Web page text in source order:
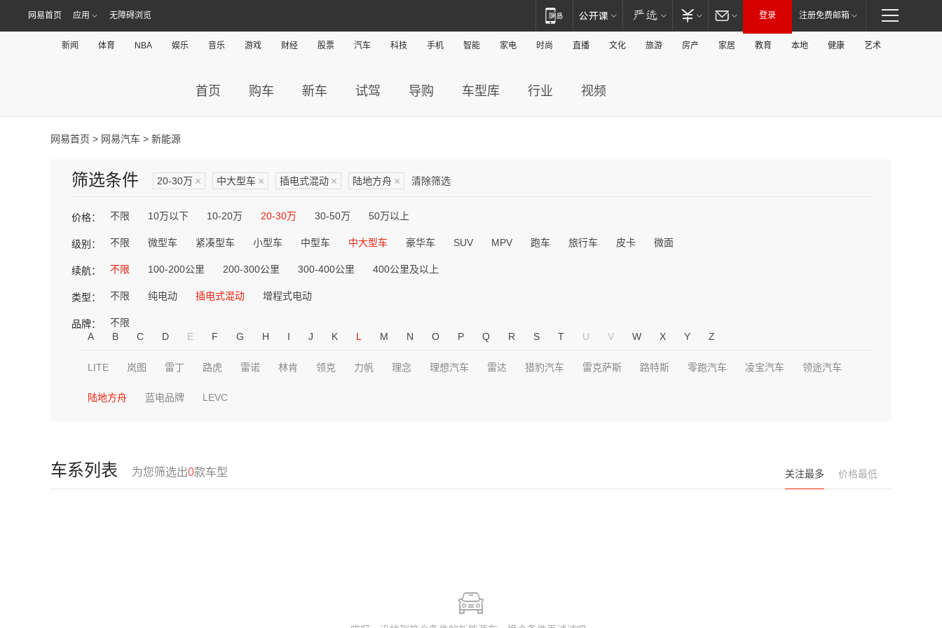
网易首页 应用 无障碍浏览 登录 注册免费邮箱
新闻 体育 NBA 娱乐 音乐 游戏 财经 股票 汽车 科技 手机 智能 家电 时尚 直播 文化 旅游 房产 家居 教育 本地 健康 艺术
首页 购车 新车 试驾 导购 车型库 行业 视频
网易首页 > 网易汽车 > 新能源
筛选条件 20-30万 × 中大型车 × 插电式混动 × 陆地方舟 × 清除筛选
价格： 不限 10万以下 10-20万 20-30万 30-50万 50万以上
级别： 不限 微型车 紧凑型车 小型车 中型车 中大型车 豪华车 SUV MPV 跑车 旅行车 皮卡 微面
续航： 不限 100-200公里 200-300公里 300-400公里 400公里及以上
类型： 不限 纯电动 插电式混动 增程式电动
品牌：
不限
A
B C D E F G H I J K L M N O P Q R S T U V W X Y Z
LITE 岚图 雷丁 路虎 雷诺 林肯 领克 力帆 理念 理想汽车 雷达 猎豹汽车 雷克萨斯 路特斯 零跑汽车 凌宝汽车 领途汽车
陆地方舟 蓝电品牌 LEVC
车系列表 为您筛选出0款车型 关注最多 价格最低